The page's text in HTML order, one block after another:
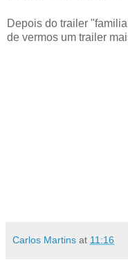
Depois do trailer
de vermos um trailer
Carlos Martins at 11:16